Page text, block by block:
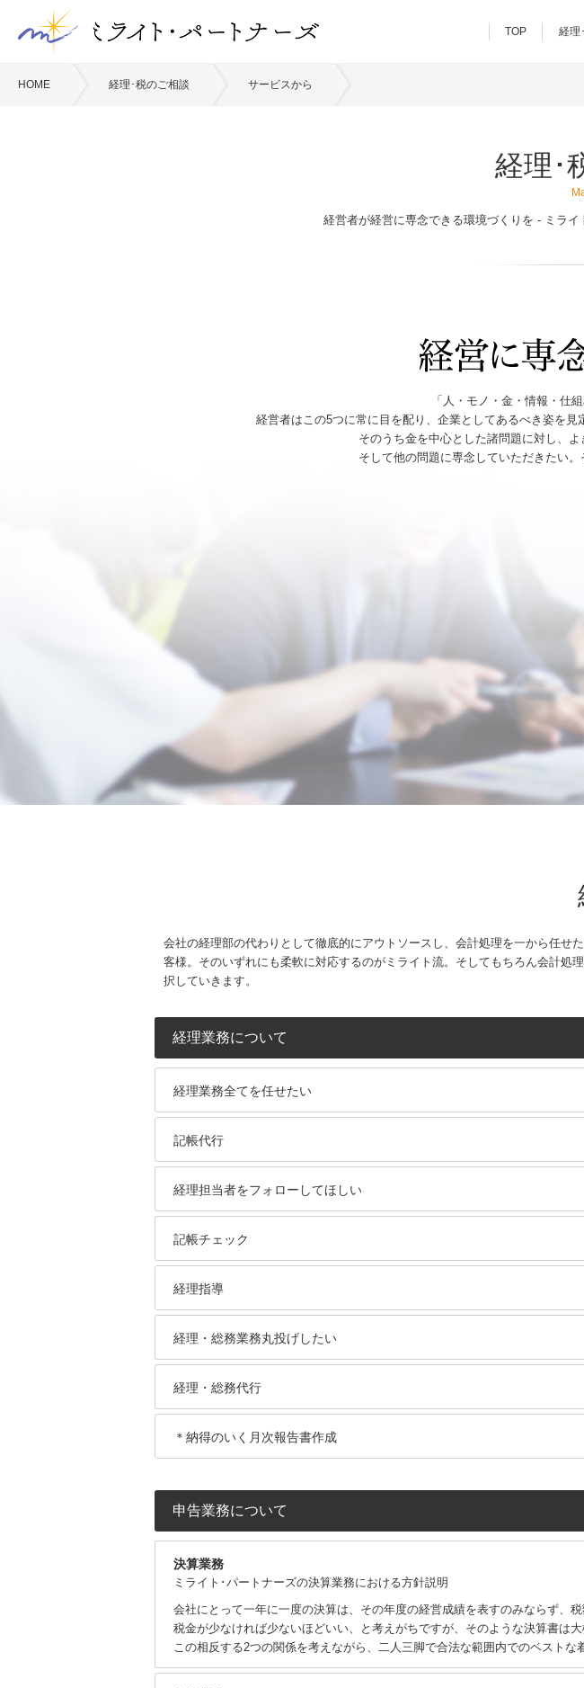
TOP 経理
HOME 経理･税のご相談 サービスから
経理･
経営者が経営に専念できる環境づくりを - ミラ
「人・モノ・金・情報・仕
経営者はこの5つに常に目を配り、企業としてあるべき姿を
そのうち金を中心とした諸問題に対し、
そして他の問題に専念していただきたい
会社の経理部の代わりとして徹底的にアウトソースし、会計処理を一から任せ
客様。そのいずれにも柔軟に対応するのがミライト流。そしてもちろん会計処
択していきます。
経理業務について
経理業務全てを任せたい
記帳代行
経理担当者をフォローしてほしい
記帳チェック
経理指導
経理・総務業務丸投げしたい
経理・総務代行
＊納得のいく月次報告書作成
申告業務について
決算業務
ミライト･パートナーズの決算業務における方針説明
会社にとって一年に一度の決算は、その年度の経営成績を表すのみならず、
税金が少なければ少ないほどいい、と考えがちですが、そのような決算書は
この相反する2つの関係を考えながら、二人三脚で合法な範囲内でのベストな